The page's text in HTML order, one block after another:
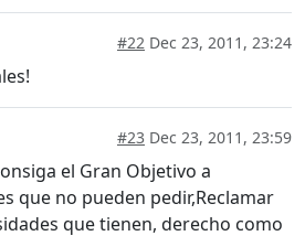
#22 Dec 23, 2011, 23:24
#23 Dec 23, 2011, 23:59
el Gran Objetivo a
que no pueden pedir,Reclamar
que tienen, derecho como